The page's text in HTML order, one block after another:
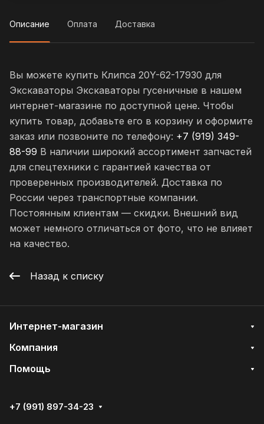
Описание Оплата Доставка
Вы можете купить Клипса 20Y-62-17930 для
Экскаваторы Экскаваторы гусеничные в нашем
интернет-магазине по доступной цене. Чтобы
купить товар, добавьте его в корзину и оформите
заказ или позвоните по телефону: +7 (919) 349-
88-99 В наличии широкий ассортимент запчастей
для спецтехники с гарантией качества от
проверенных производителей. Доставка по
России через транспортные компании.
Постоянным клиентам — скидки. Внешний вид
может немного отличаться от фото, что не влияет
на качество.
Назад к списку
Интернет-магазин
Компания
Помощь
+7 (991) 897-34-23